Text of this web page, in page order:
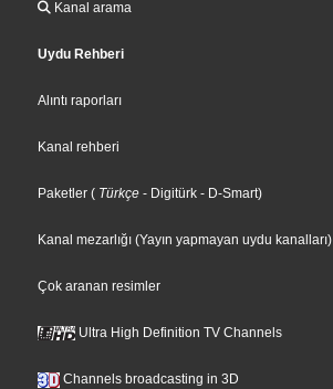
Kanal arama
Uydu Rehberi
Alıntı raporları
Kanal rehberi
Paketler ( Türkçe - Digitürk - D-Smart)
Kanal mezarlığı (Yayın yapmayan uydu kanalları)
Çok aranan resimler
Ultra High Definition TV Channels
Channels broadcasting in 3D